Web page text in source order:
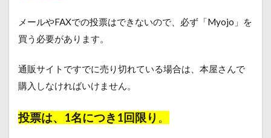
メールやFAXでの投票はできないので、必ず「Myojo」を
買う必要があります。
通販サイトですでに売り切れている場合は、本屋さんで
購入しなければいけません。
投票は、1名につき1回限り 。